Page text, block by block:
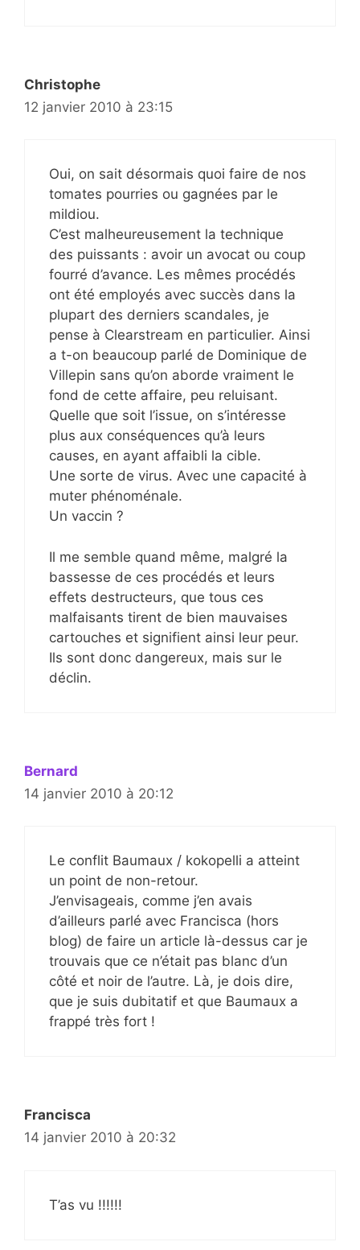
Christophe
12 janvier 2010 à 23:15
Oui, on sait désormais quoi faire de nos
tomates pourries ou gagnées par le
mildiou.
C’est malheureusement la technique
des puissants : avoir un avocat ou coup
fourré d’avance. Les mêmes procédés
ont été employés avec succès dans la
plupart des derniers scandales, je
pense à Clearstream en particulier. Ainsi
a t-on beaucoup parlé de Dominique de
Villepin sans qu’on aborde vraiment le
fond de cette affaire, peu reluisant.
Quelle que soit l’issue, on s’intéresse
plus aux conséquences qu’à leurs
causes, en ayant affaibli la cible.
Une sorte de virus. Avec une capacité à
muter phénoménale.
Un vaccin ?
Il me semble quand même, malgré la
bassesse de ces procédés et leurs
effets destructeurs, que tous ces
malfaisants tirent de bien mauvaises
cartouches et signifient ainsi leur peur.
Ils sont donc dangereux, mais sur le
déclin.
Bernard
14 janvier 2010 à 20:12
Le conflit Baumaux / kokopelli a atteint
un point de non-retour.
J’envisageais, comme j’en avais
d’ailleurs parlé avec Francisca (hors
blog) de faire un article là-dessus car je
trouvais que ce n’était pas blanc d’un
côté et noir de l’autre. Là, je dois dire,
que je suis dubitatif et que Baumaux a
frappé très fort !
Francisca
14 janvier 2010 à 20:32
T’as vu !!!!!!